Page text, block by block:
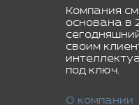
Компания
основана в
своим
под ключ.
О компании